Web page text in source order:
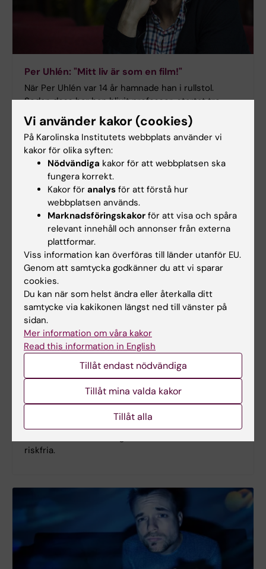
Per Uhlén: "Mitt liv är som en film!"
När Per Uhlén var 14 år hamnade han i rullstol.
Sedan dess har han blivit professor, startat tre
företag och deltagit i två Paralympics.
Fler forskarporträtt och intervjuer
Forskningsteman och fördjupning
Andningen – en nyckel till kroppens
stressystem
Andningen sker normalt utan att vi behöver tänka
på det. Samtidigt kan medvetna andningsövningar
ge lugnande effekt vid ångest eller stress – men
riskfria.
Vi använder kakor (cookies)
På Karolinska Institutets webbplats använder vi
kakor för olika syften:
Nödvändiga kakor för att webbplatsen ska
fungera korrekt.
Kakor för analys för att förstå hur
webbplatsen används.
Marknadsföringskakor för att visa och spåra
relevant innehåll och annonser från externa
plattformar.
Viss information kan överföras till länder utanför EU.
Genom att samtycka godkänner du att vi sparar
cookies.
Du kan när som helst ändra eller återkalla ditt
samtycke via kakikonen längst ned till vänster på
sidan.
Mer information om våra kakor
Read this information in English
Tillåt endast nödvändiga
Tillåt mina valda kakor
Tillåt alla